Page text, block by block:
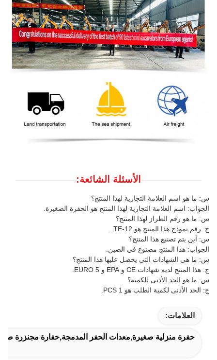
الأسئلة الشائعة:
س: ما هو اسم العلامة التجارية لهذا المنتج؟
الجواب: اسم العلامة التجارية لهذا المنتج هو الحفرة الصغيرة.
س: ما هو رقم الطراز لهذا المنتج؟
ج: رقم نموذج هذا المنتج هو TE-12.
س: أين يتم تصنيع هذا المنتج؟
الجواب: هذا المنتج مصنوع في الصين.
س: ما هي الشهادات التي يحصل عليها هذا المنتج؟
ج: هذا المنتج لديه شهادات CE و EPA و EURO 5.
س: ما هو الحد الأدنى للكمية؟
ج: الحد الأدنى لكمية الطلب هو 1 PCS.
العلامات:
حفرة منزلية صغيرة,معدات الحفر المدمجة,حفارة مجنزرة